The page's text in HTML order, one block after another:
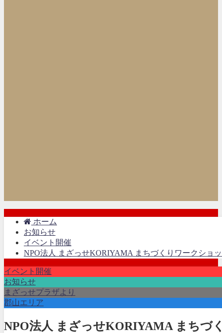
ホーム
お知らせ
イベント開催
NPO法人 まざっせKORIYAMA まちづくりワークショ
イベント開催
お知らせ
まざっせプラザより
郡山エリア
NPO法人 まざっせKORIYAMA まちづ